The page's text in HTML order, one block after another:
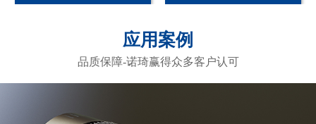
应用案例
品质保障-诺琦赢得众多客户认可